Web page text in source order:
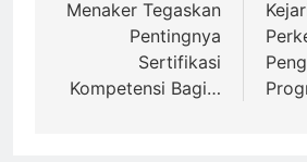
navigation
Menaker Tegaskan
Pentingnya
Sertifikasi
Kompetensi Bagi…